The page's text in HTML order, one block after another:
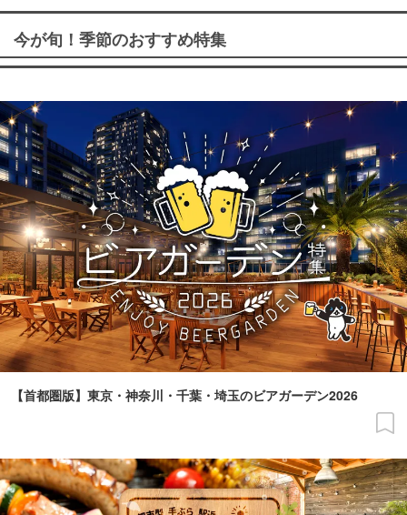
今が旬！季節のおすすめ特集
【首都圏版】東京・神奈川・千葉・埼玉のビアガーデン2026